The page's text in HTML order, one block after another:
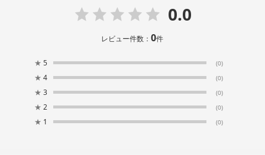
0.0
レビュー件数：0件
★ 5 (0)
★ 4 (0)
★ 3 (0)
★ 2 (0)
★ 1 (0)